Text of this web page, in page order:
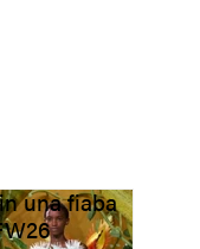
una fiaba